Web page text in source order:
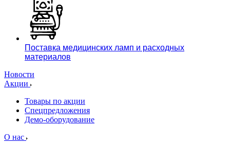
Поставка медицинских ламп и расходных
материалов
Новости
Акции
Товары по акции
Спецпредложения
Демо-оборудование
О нас